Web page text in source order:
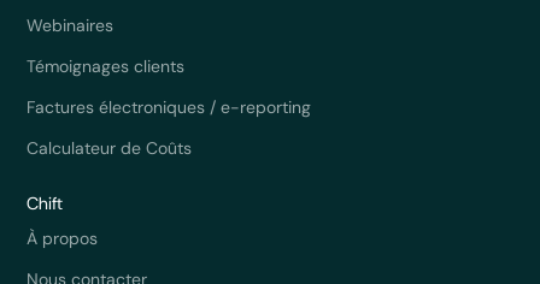
Webinaires
Témoignages clients
Factures électroniques / e-reporting
Calculateur de Coûts
Chift
À propos
Nous contacter